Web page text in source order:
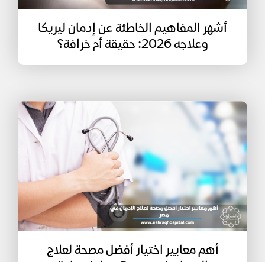
أشهر المفاهيم الخاطئة عن إدمان ليريكا
وعلاجه 2026: حقيقة أم خرافة؟
أهم معايير اختيار أفضل مصحة لعلاج